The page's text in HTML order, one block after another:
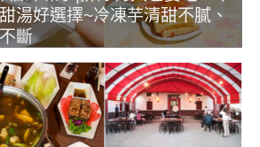
湯好選擇~冷凍芋清甜不膩、
斷